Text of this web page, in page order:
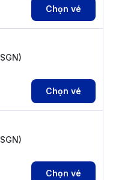
Chọn vé
SGN)
Chọn vé
SGN)
Chọn vé